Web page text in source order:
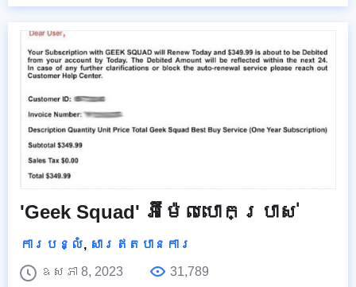
'Geek Squad' អ៊ីម៉ែលបោកប្រាស់
ការបន្លំ, សារឥតបានការ
ឧសភា 8, 2023
31,789